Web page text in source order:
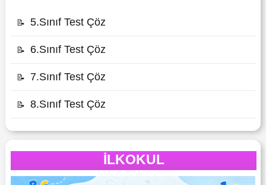
📝 5.Sınıf Test Çöz
📝 6.Sınıf Test Çöz
📝 7.Sınıf Test Çöz
📝 8.Sınıf Test Çöz
İLKOKUL